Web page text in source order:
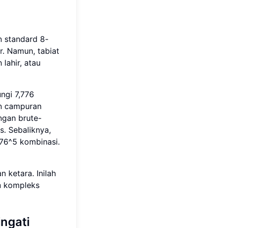
standard 8-
Namun, tabiat
lahir, atau
7,776
campuran
brute-
Sebaliknya,
kombinasi.
ketara. Inilah
kompleks